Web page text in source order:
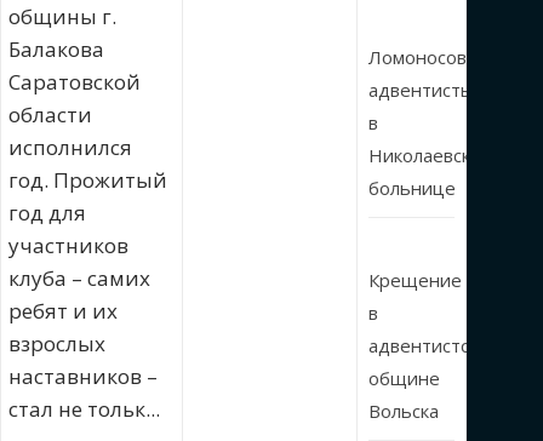
общины г.
Балакова
Саратовской
области
исполнился
год. Прожитый
год для
участников
клуба – самих
ребят и их
взрослых
наставников –
стал не тольк...
Ломоносовские
адвентисты
в
Николаевской
больнице
Крещение
в
адвентистской
общине
Вольска